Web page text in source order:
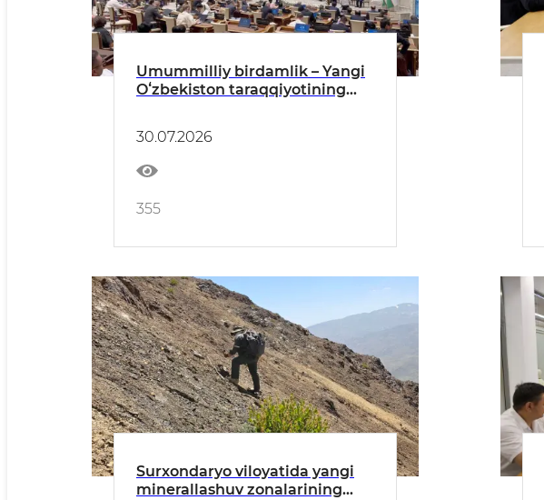
Umummilliy birdamlik – Yangi
Oʻzbekiston taraqqiyotining
30.07.2026
355
Surxondaryo viloyatida yangi
minerallashuv zonalarining